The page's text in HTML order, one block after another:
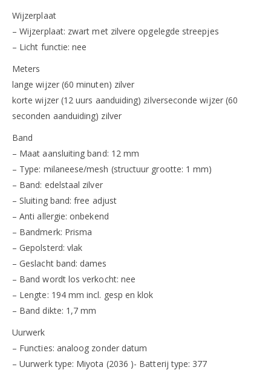
Wijzerplaat
– Wijzerplaat: zwart met zilvere opgelegde streepjes
– Licht functie: nee
Meters
lange wijzer (60 minuten) zilver
korte wijzer (12 uurs aanduiding) zilverseconde wijzer (60
seconden aanduiding) zilver
Band
– Maat aansluiting band: 12 mm
– Type: milaneese/mesh (structuur grootte: 1 mm)
– Band: edelstaal zilver
– Sluiting band: free adjust
– Anti allergie: onbekend
– Bandmerk: Prisma
– Gepolsterd: vlak
– Geslacht band: dames
– Band wordt los verkocht: nee
– Lengte: 194 mm incl. gesp en klok
– Band dikte: 1,7 mm
Uurwerk
– Functies: analoog zonder datum
– Uurwerk type: Miyota (2036 )- Batterij type: 377